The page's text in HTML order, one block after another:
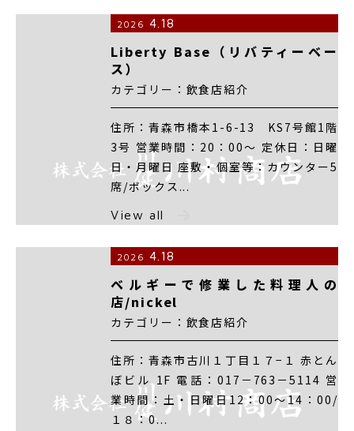
2026 4.18
Liberty Base（リバティーベー
ス）
カテゴリー：飲食店紹介
住所：青森市橋本1-6-13 KS7号館1階
3号 営業時間：20：00～ 定休日：日曜
日・月曜日 座敷・個室等：カウンター5
席/ボックス...
View all
2026 4.18
ベルギーで修業した料理人の
店/nickel
カテゴリー：飲食店紹介
住所：青森市古川１丁目１７−１ 赤とん
ぼビル 1F 電話：017－763－5114 営
業時間：土・日曜日12：00～14：00/
１８：0...